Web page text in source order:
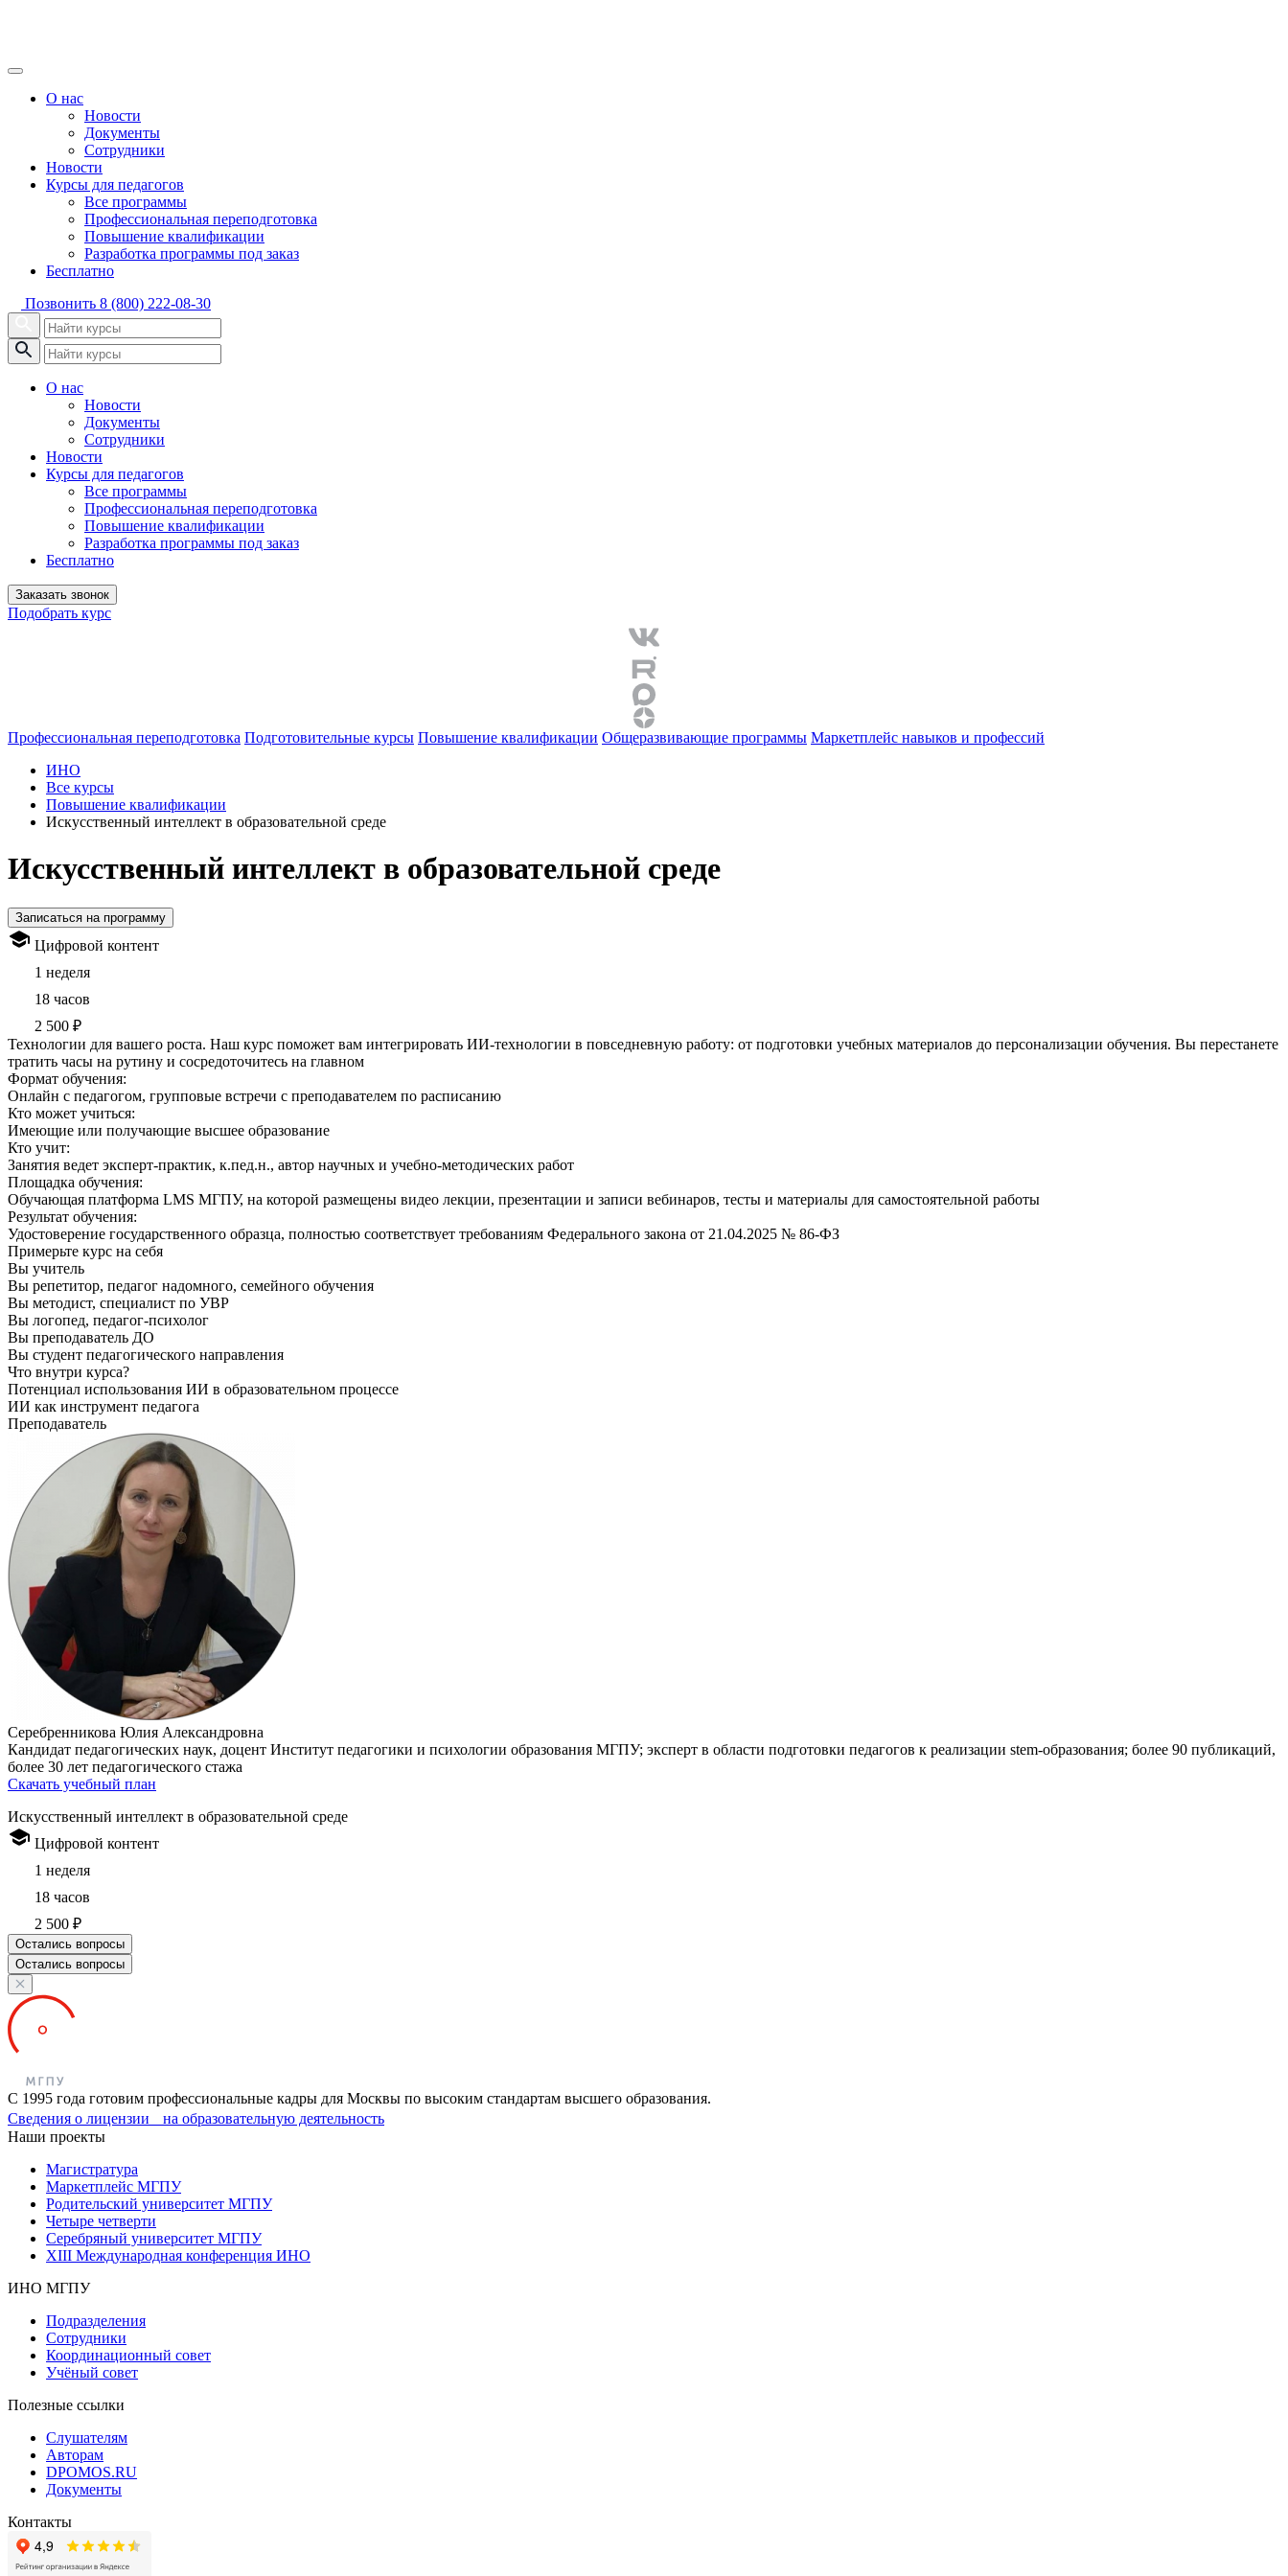
О нас
Новости
Документы
Сотрудники
Новости
Курсы для педагогов
Все программы
Профессиональная переподготовка
Повышение квалификации
Разработка программы под заказ
Бесплатно
Позвонить 8 (800) 222-08-30
О нас
Новости
Документы
Сотрудники
Новости
Курсы для педагогов
Все программы
Профессиональная переподготовка
Повышение квалификации
Разработка программы под заказ
Бесплатно
Заказать звонок
Подобрать курс
Профессиональная переподготовка Подготовительные курсы Повышение квалификации Общеразвивающие программы Маркетплейс навыков и профессий
ИНО
Все курсы
Повышение квалификации
Искусственный интеллект в образовательной среде
Искусственный интеллект в образовательной среде
Записаться на программу
Цифровой контент
1 неделя
18 часов
2 500 ₽
Технологии для вашего роста. Наш курс поможет вам интегрировать ИИ‑технологии в повседневную работу: от подготовки учебных материалов до персонализации обучения. Вы перестанете
тратить часы на рутину и сосредоточитесь на главном
Формат обучения:
Онлайн с педагогом, групповые встречи с преподавателем по расписанию
Кто может учиться:
Имеющие или получающие высшее образование
Кто учит:
Занятия ведет эксперт-практик, к.пед.н., автор научных и учебно-методических работ
Площадка обучения:
Обучающая платформа LMS МГПУ, на которой размещены видео лекции, презентации и записи вебинаров, тесты и материалы для самостоятельной работы
Результат обучения:
Удостоверение государственного образца, полностью соответствует требованиям Федерального закона от 21.04.2025 № 86-ФЗ
Примерьте курс на себя
Вы учитель
Вы репетитор, педагог надомного, семейного обучения
Вы методист, специалист по УВР
Вы логопед, педагог-психолог
Вы преподаватель ДО
Вы студент педагогического направления
Что внутри курса?
Потенциал использования ИИ в образовательном процессе
ИИ как инструмент педагога
Преподаватель
Серебренникова Юлия Александровна
Кандидат педагогических наук, доцент Институт педагогики и психологии образования МГПУ; эксперт в области подготовки педагогов к реализации stem-образования; более 90 публикаций,
более 30 лет педагогического стажа
Скачать учебный план
Искусственный интеллект в образовательной среде
Цифровой контент
1 неделя
18 часов
2 500 ₽
Остались вопросы
Остались вопросы
С 1995 года готовим профессиональные кадры для Москвы по высоким стандартам высшего образования.
Сведения о лицензии на образовательную деятельность
Наши проекты
Магистратура
Маркетплейс МГПУ
Родительский университет МГПУ
Четыре четверти
Серебряный университет МГПУ
XIII Международная конференция ИНО
ИНО МГПУ
Подразделения
Сотрудники
Координационный совет
Учёный совет
Полезные ссылки
Слушателям
Авторам
DPOMOS.RU
Документы
Контакты